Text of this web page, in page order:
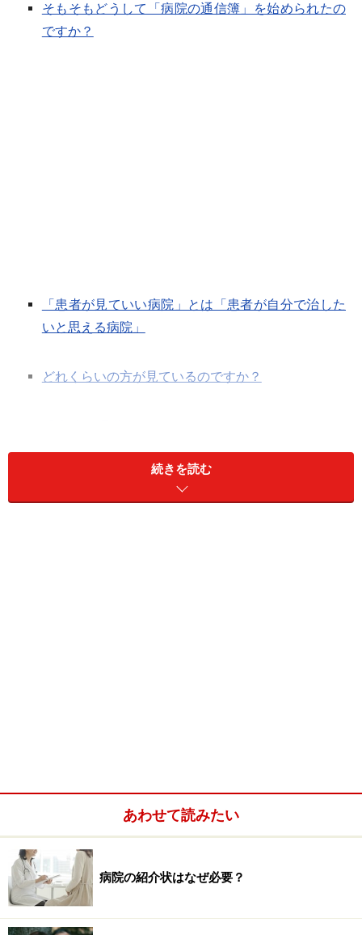
そもそもどうして「病院の通信簿」を始められたの
ですか？
「患者が見ていい病院」とは「患者が自分で治した
いと思える病院」
どれくらいの方が見ているのですか？
か？
代表取締役 蔵敷健治さん
2003年から始めたサイトなのですが、もともと「いい病
院に行きたいと思ってもわからない」という気持ちから
始めたサイトなんですよ。
続きを読む
あわせて読みたい
病院の紹介状はなぜ必要？